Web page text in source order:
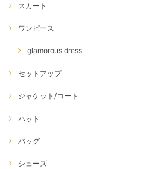
スカート
ワンピース
glamorous dress
セットアップ
ジャケット/コート
ハット
バッグ
シューズ